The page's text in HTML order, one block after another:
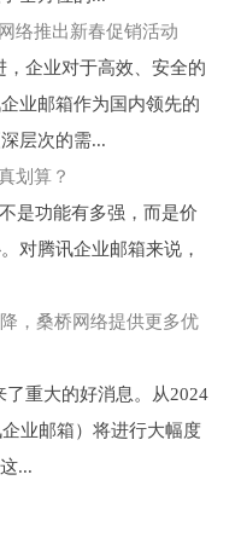
络推出新春促销活动
企业对于高效、安全的
业邮箱作为国内领先的
层次的需...
划算？
功能有多强，而是价
对腾讯企业邮箱来说，
，桑桥网络提供更多优
重大的好消息。从2024
业邮箱）将进行大幅度
...